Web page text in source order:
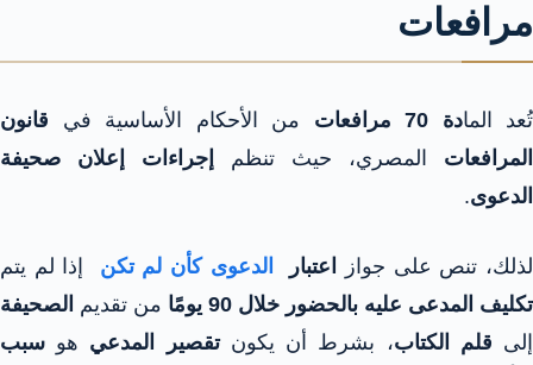
مرافعات
تُعد المادة 70 مرافعات من الأحكام الأساسية في قانون
المرافعات المصري، حيث تنظم
إجراءات إعلان صحيفة
الدعوى.
لذلك، تنص على جواز اعتبار الدعوى كأن لم تكن
إذا لم يتم
تكليف المدعى عليه بالحضور خلال 90 يومًا
من تقديم الصحيفة
إلى قلم الكتاب، بشرط أن يكونتقصير المدعي هو سبب